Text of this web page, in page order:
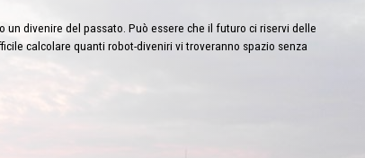
divenire del passato. Può essere che il futuro ci riservi delle
calcolare quanti robot-diveniri vi troveranno spazio senza